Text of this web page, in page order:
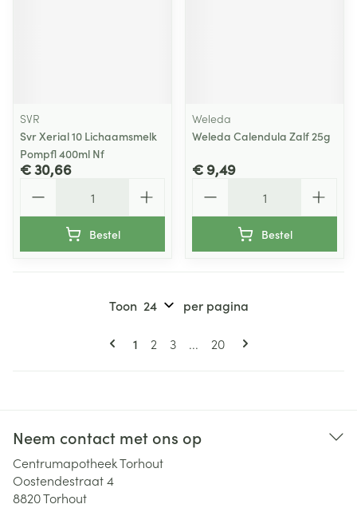
SVR
Svr Xerial 10 Lichaamsmelk
Pompfl 400ml Nf
€ 30,66
Bestel
Weleda
Weleda Calendula Zalf 25g
€ 9,49
Bestel
Pagina's
U lees momenteel pagina
1 Pagina
2 Pagina
3 ... Pagina
20
Toon per pagina
Neem contact met ons op
Centrumapotheek Torhout
Oostendestraat 4
8820Torhout